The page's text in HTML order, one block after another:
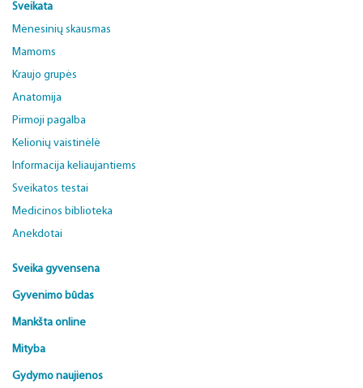
Sveikata
Mėnesinių skausmas
Mamoms
Kraujo grupės
Anatomija
Pirmoji pagalba
Kelionių vaistinėlė
Informacija keliaujantiems
Sveikatos testai
Medicinos biblioteka
Anekdotai
Sveika gyvensena
Gyvenimo būdas
Mankšta online
Mityba
Gydymo naujienos